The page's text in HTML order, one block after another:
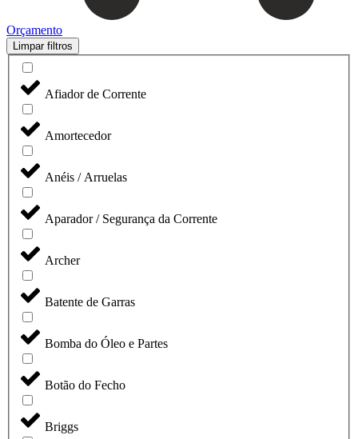
Orçamento
Limpar filtros
Afiador de Corrente
Amortecedor
Anéis / Arruelas
Aparador / Segurança da Corrente
Archer
Batente de Garras
Bomba do Óleo e Partes
Botão do Fecho
Briggs